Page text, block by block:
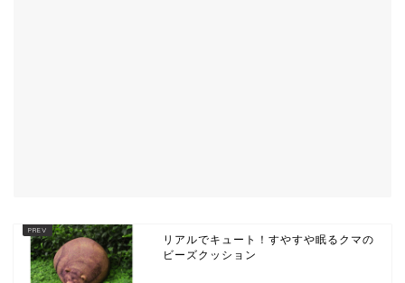
リアルでキュート！すやすや眠るクマの
ビーズクッション